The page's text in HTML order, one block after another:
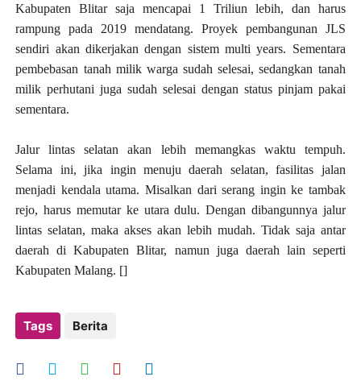
Kabupaten Blitar saja mencapai 1 Triliun lebih, dan harus
rampung pada 2019 mendatang. Proyek pembangunan JLS
sendiri akan dikerjakan dengan sistem multi years. Sementara
pembebasan tanah milik warga sudah selesai, sedangkan tanah
milik perhutani juga sudah selesai dengan status pinjam pakai
sementara.
Jalur lintas selatan akan lebih memangkas waktu tempuh.
Selama ini, jika ingin menuju daerah selatan, fasilitas jalan
menjadi kendala utama. Misalkan dari serang ingin ke tambak
rejo, harus memutar ke utara dulu. Dengan dibangunnya jalur
lintas selatan, maka akses akan lebih mudah. Tidak saja antar
daerah di Kabupaten Blitar, namun juga daerah lain seperti
Kabupaten Malang. []
Tags Berita